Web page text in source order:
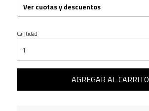
Ver cuotas y descuentos
Cantidad
AGREGAR AL CARRITO